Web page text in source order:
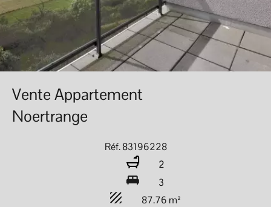
Vente Appartement
Noertrange
Réf. 83196228
2
3
87.76 m²